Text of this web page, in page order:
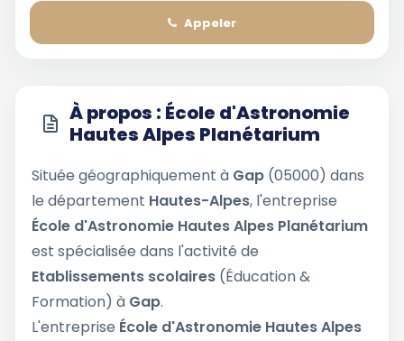
Appeler
À propos : École d'Astronomie
Hautes Alpes Planétarium
Située géographiquement à Gap (05000) dans
le département Hautes-Alpes, l'entreprise
École d'Astronomie Hautes Alpes Planétarium
est spécialisée dans l'activité de
Etablissements scolaires (Éducation &
Formation) à Gap.
L'entreprise École d'Astronomie Hautes Alpes